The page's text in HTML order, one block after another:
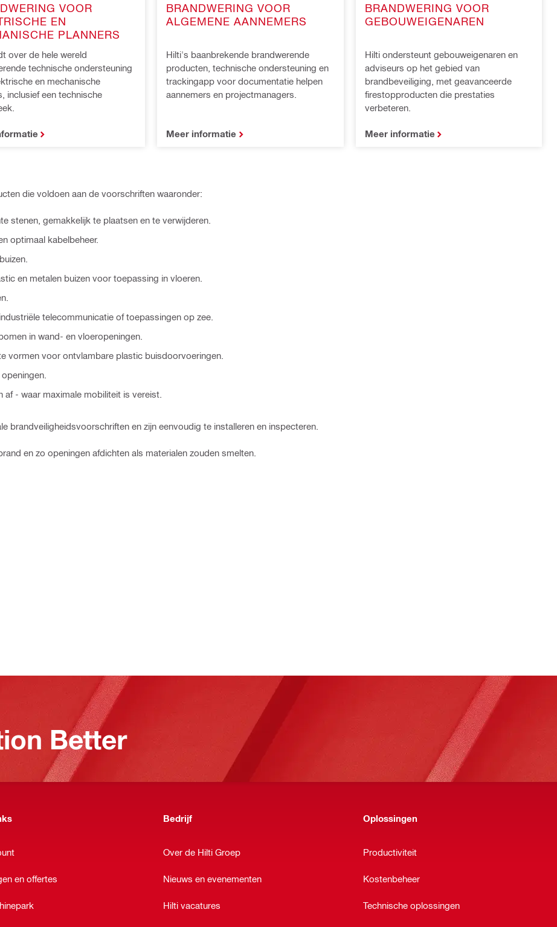
VOOR
EN
PLANNERS
over de hele wereld
technische ondersteuning
en mechanische
inclusief een technische
BRANDWERING VOOR
ALGEMENE AANNEMERS
Hilti's baanbrekende brandwerende
producten, technische ondersteuning en
trackingapp voor documentatie helpen
aannemers en projectmanagers.
Meer informatie
BRANDWERING VOOR
GEBOUWEIGENAREN
Hilti ondersteunt gebouweigenaren en
adviseurs op het gebied van
brandbeveiliging, met geavanceerde
firestopproducten die prestaties
verbeteren.
Meer informatie
die voldoen aan de voorschriften waaronder:
stenen, gemakkelijk te plaatsen en te verwijderen.
optimaal kabelbeheer.
en metalen buizen voor toepassing in vloeren.
telecommunicatie of toepassingen op zee.
in wand- en vloeropeningen.
vormen voor ontvlambare plastic buisdoorvoeringen.
- waar maximale mobiliteit is vereist.
brandveiligheidsvoorschriften en zijn eenvoudig te installeren en inspecteren.
en zo openingen afdichten als materialen zouden smelten.
Better
en offertes
Bedrijf
Over de Hilti Groep
Nieuws en evenementen
Hilti vacatures
Oplossingen
Productiviteit
Kostenbeheer
Technische oplossingen